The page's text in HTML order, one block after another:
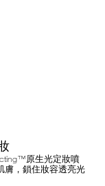
原生光定妝噴
膚，鎖住妝容透亮光